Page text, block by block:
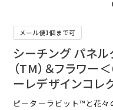
メール便1個まで可
シーチング パネ
（TM）＆フラワ
ーレデザインコレ
ピーターラビット™と花